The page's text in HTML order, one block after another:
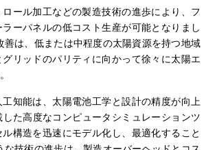
ール加工などの製造技術の進歩により、フ
ーパネルの低コスト生産が可能となりまし
善は、低または中程度の太陽資源を持つ地域
リッドのパリティに向かって徐々に太陽エ
知能は、太陽電池工学と設計の精度が向上
た高度なコンピュータシミュレーションツ
構造を迅速にモデル化し、最適化すること